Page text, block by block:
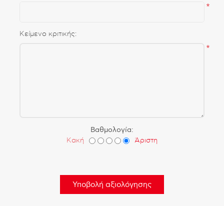
*
Κείμενο κριτικής:
*
Βαθμολογία:
Κακή Άριστη